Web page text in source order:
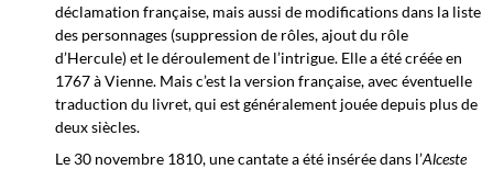
déclamation française, mais aussi de modifications dans la liste
des personnages (suppression de rôles, ajout du rôle
d’Hercule) et le déroulement de l’intrigue. Elle a été créée en
1767 à Vienne. Mais c’est la version française, avec éventuelle
traduction du livret, qui est généralement jouée depuis plus de
deux siècles.
Le 30 novembre 1810, une cantate a été insérée dans l’Alceste